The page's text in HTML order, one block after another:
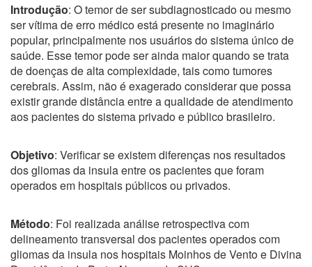
Introdução: O temor de ser subdiagnosticado ou mesmo
ser vítima de erro médico está presente no imaginário
popular, principalmente nos usuários do sistema único de
saúde. Esse temor pode ser ainda maior quando se trata
de doenças de alta complexidade, tais como tumores
cerebrais. Assim, não é exagerado considerar que possa
existir grande distância entre a qualidade de atendimento
aos pacientes do sistema privado e público brasileiro.
Objetivo: Verificar se existem diferenças nos resultados
dos gliomas da insula entre os pacientes que foram
operados em hospitais públicos ou privados.
Método: Foi realizada análise retrospectiva com
delineamento transversal dos pacientes operados com
gliomas da insula nos hospitais Moinhos de Vento e Divina